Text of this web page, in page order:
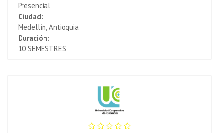
Presencial
Ciudad:
Medellín, Antioquia
Duración:
10 SEMESTRES